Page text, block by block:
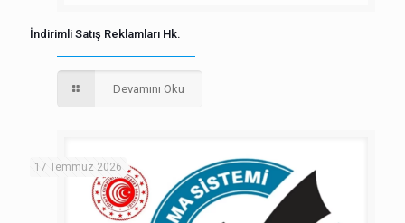
İndirimli Satış Reklamları Hk.
Devamını Oku
17 Temmuz 2026